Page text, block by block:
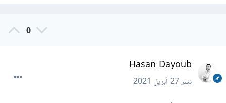
0
Hasan Dayoub
نشر27 أبريل 2021